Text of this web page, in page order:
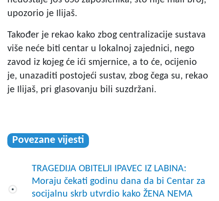
upozorio je Ilijaš.
Također je rekao kako zbog centralizacije sustava
više neće biti centar u lokalnoj zajednici, nego
zavod iz kojeg će ići smjernice, a to će, ocijenio
je, unazaditi postojeći sustav, zbog čega su, rekao
je Ilijaš, pri glasovanju bili suzdržani.
Povezane vijesti
TRAGEDIJA OBITELJI IPAVEC IZ LABINA:
Moraju čekati godinu dana da bi Centar za
socijalnu skrb utvrdio kako ŽENA NEMA